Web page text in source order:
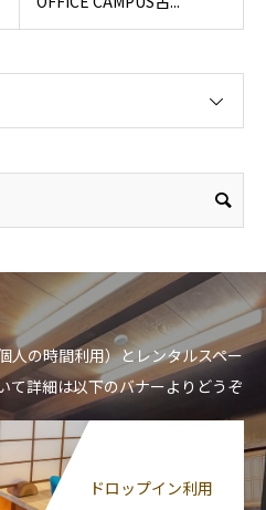
人の時間利用）とレンタルスペー
て詳細は以下のバナーよりどうぞ
ドロップイン利用